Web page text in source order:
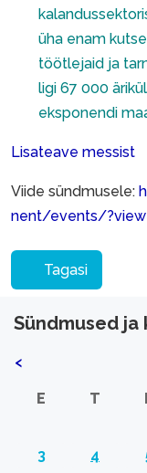
üha enam
töötlejaid ja
ligi 67 000
eksponendi
Lisateave messist
Viide sündmusele:
nent/events/
Tagasi
Sündmused
<
E T
3
4